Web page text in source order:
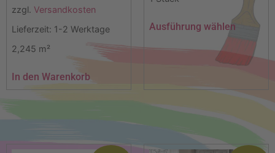
zzgl. Versandkosten
Lieferzeit: 1-2 Werktage
2,245 m²
In den Warenkorb
Ausführung wählen